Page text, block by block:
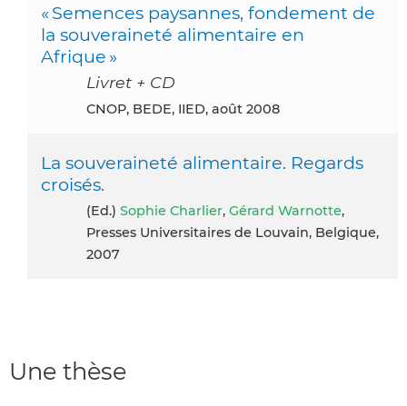
« Semences paysannes, fondement de
la souveraineté alimentaire en
Afrique »
Livret + CD
CNOP, BEDE, IIED, août 2008
La souveraineté alimentaire. Regards
croisés.
(ed.) Sophie Charlier, Gérard Warnotte,
Presses Universitaires de Louvain, Belgique,
2007
Une thèse